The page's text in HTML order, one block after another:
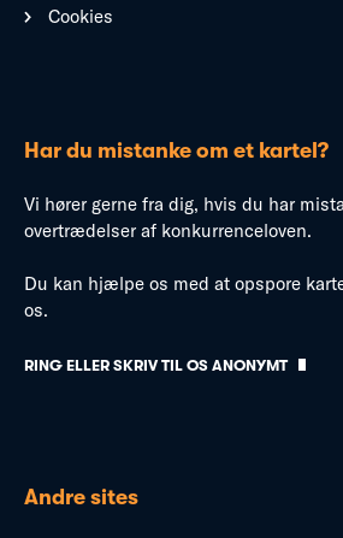
Cookies
Har du mistanke om et kartel?
Vi hører gerne fra dig, hvis du har
overtrædelser af konkurrenceloven.
Du kan hjælpe os med at opspore
os.
RING ELLER SKRIV TIL OS ANONYMT
Andre sites